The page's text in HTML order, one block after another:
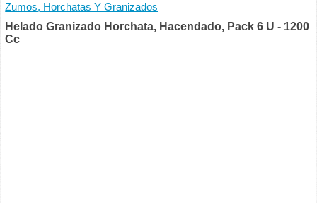
Zumos, Horchatas Y Granizados
Helado Granizado Horchata, Hacendado, Pack 6 U - 1200
Cc